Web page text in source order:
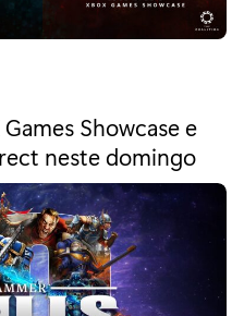
u
a
r
e
n
Showcase e
neste domingo